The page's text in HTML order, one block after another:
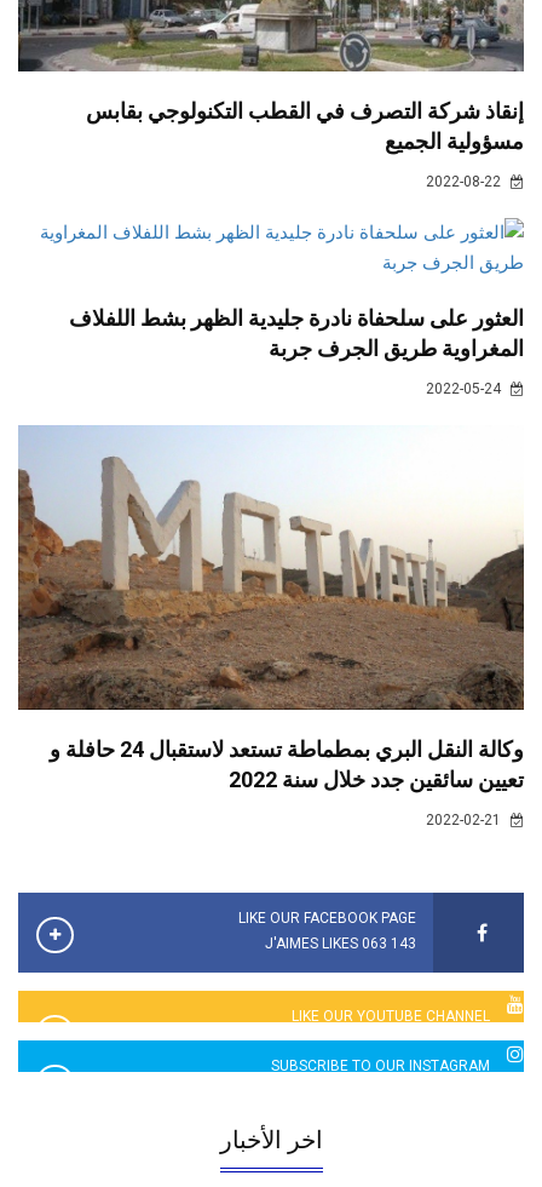
إنقاذ شركة التصرف في القطب التكنولوجي بقابس
مسؤولية الجميع
العثور على سلحفاة نادرة جليدية الظهر بشط اللفلاف
المغراوية طريق الجرف جربة
2022-05-24
وكالة النقل البري بمطماطة تستعد لاستقبال 24 حافلة و
تعيين سائقين جدد خلال سنة 2022
LIKE OUR FACEBOOK PAGE
143 063 J'AIMES LIKES
LIKE OUR YOUTUBE CHANNEL
2760 LIKES
SUBSCRIBE TO OUR INSTAGRAM
اخر الأخبار